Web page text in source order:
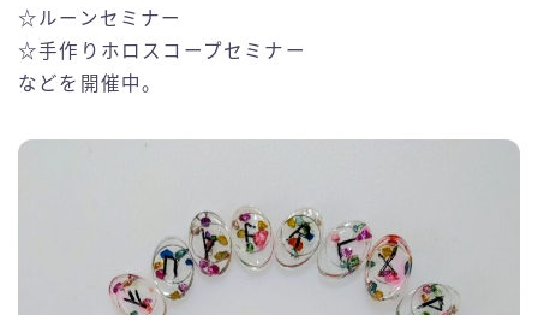
☆ルーンセミナー
☆手作りホロスコープセミナー
などを開催中。